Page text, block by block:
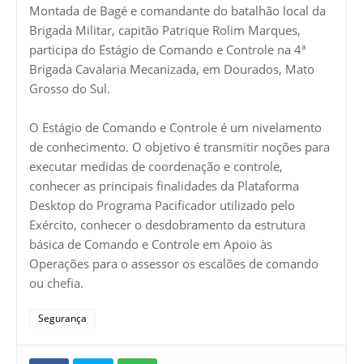
Montada de Bagé e comandante do batalhão local da
Brigada Militar, capitão Patrique Rolim Marques,
participa do Estágio de Comando e Controle na 4ª
Brigada Cavalaria Mecanizada, em Dourados, Mato
Grosso do Sul.
O Estágio de Comando e Controle é um nivelamento
de conhecimento. O objetivo é transmitir noções para
executar medidas de coordenação e controle,
conhecer as principais finalidades da Plataforma
Desktop do Programa Pacificador utilizado pelo
Exército, conhecer o desdobramento da estrutura
básica de Comando e Controle em Apoio às
Operações para o assessor os escalões de comando
ou chefia.
Segurança